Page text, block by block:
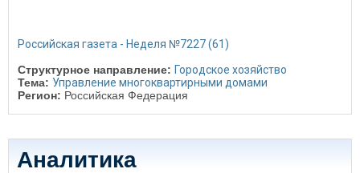
Российская газета - Неделя №7227 (61)
Структурное направление: Городское хозяйство
Тема: Управление многоквартирными домами
Регион: Российская Федерация
Аналитика